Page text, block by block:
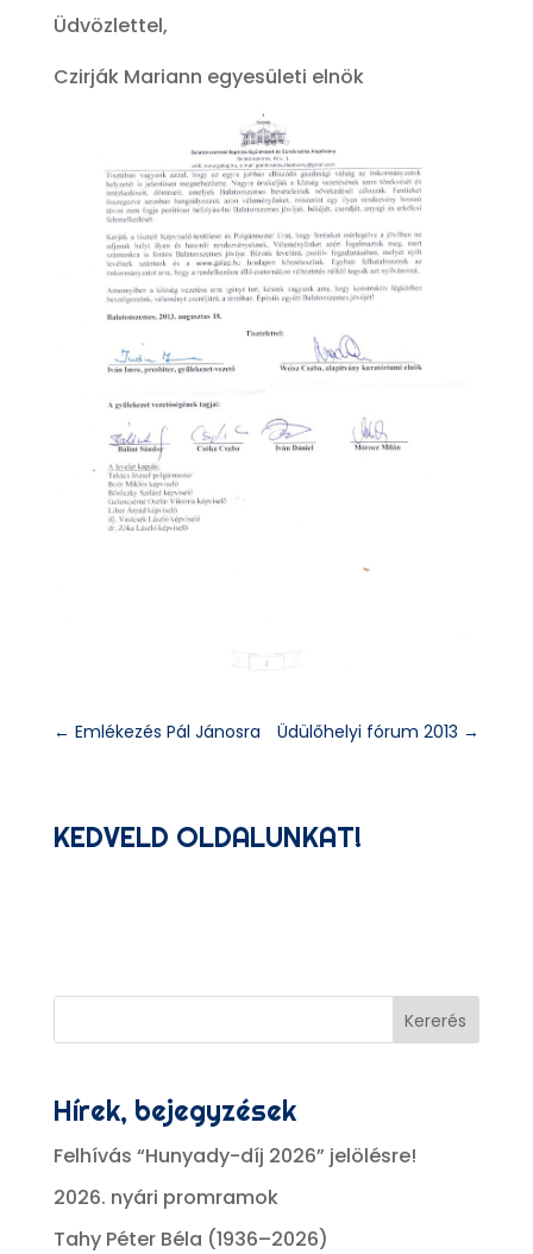
Üdvözlettel,
Czirják Mariann egyesületi elnök
← Emlékezés Pál Jánosra Üdülőhelyi fórum 2013 →
KEDVELD OLDALUNKAT!
Kererés
Hírek, bejegyzések
Felhívás “Hunyady-díj 2026” jelölésre!
2026. nyári promramok
Tahy Péter Béla (1936–2026)